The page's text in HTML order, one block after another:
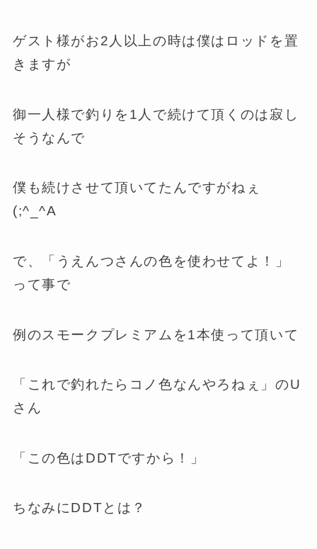
ゲスト様がお2人以上の時は僕はロッドを置
きますが
御一人様で釣りを1人で続けて頂くのは寂し
そうなんで
僕も続けさせて頂いてたんですがねぇ
(;^_^A
で、「うえんつさんの色を使わせてよ！」
って事で
例のスモークプレミアムを1本使って頂いて
「これで釣れたらコノ色なんやろねぇ」のU
さん
「この色はDDTですから！」
ちなみにDDTとは？